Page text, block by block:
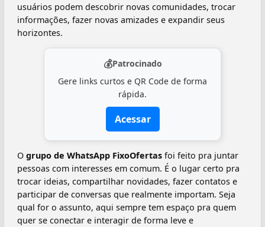
usuários podem descobrir novas comunidades, trocar
informações, fazer novas amizades e expandir seus
horizontes.
💰Patrocinado
Gere links curtos e QR Code de forma
rápida.
Acessar
O grupo de WhatsApp FixoOfertas foi feito pra juntar
pessoas com interesses em comum. É o lugar certo pra
trocar ideias, compartilhar novidades, fazer contatos e
participar de conversas que realmente importam. Seja
qual for o assunto, aqui sempre tem espaço pra quem
quer se conectar e interagir de forma leve e